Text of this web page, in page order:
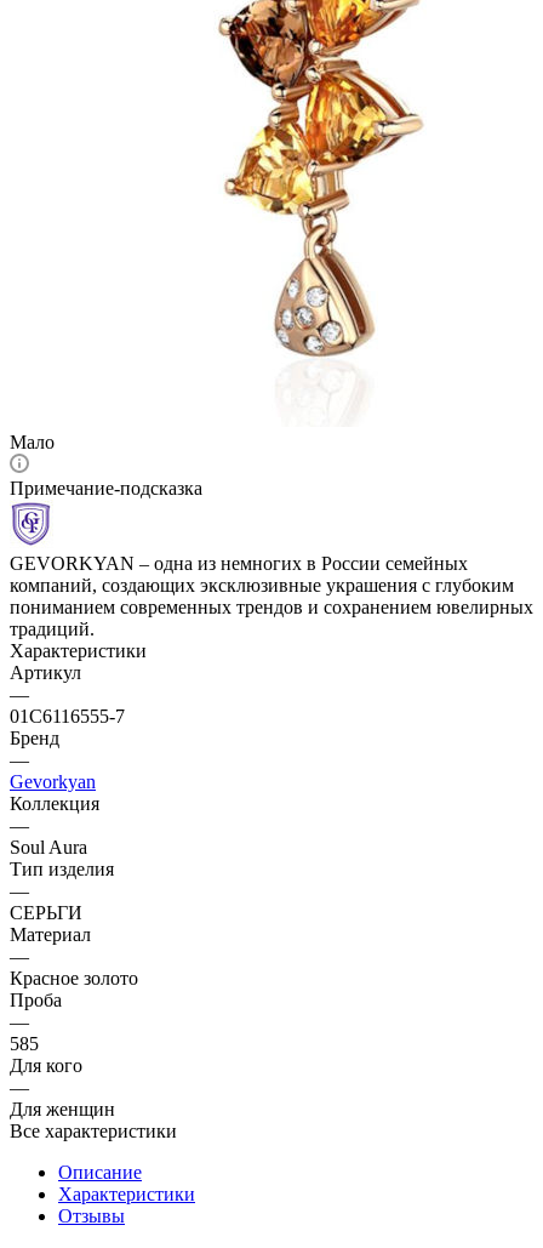
Мало
Примечание-подсказка
GEVORKYAN – одна из немногих в России семейных
компаний, создающих эксклюзивные украшения с глубоким
пониманием современных трендов и сохранением ювелирных
традиций.
Характеристики
Артикул
—
01С6116555-7
Бренд
—
Gevorkyan
Коллекция
—
Soul Aura
Тип изделия
—
СЕРЬГИ
Материал
—
Красное золото
Проба
—
585
Для кого
—
Для женщин
Все характеристики
Описание
Характеристики
Отзывы